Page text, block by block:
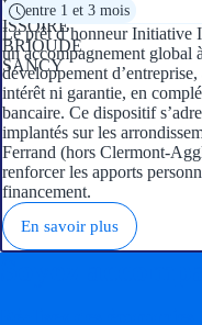
entre 1 et 3 mois
Le prêt d’honneur Initiative
un accompagnement global
développement
intérêt ni garantie, en
bancaire. Ce dispositif
implantés sur les
Ferrand (hors Clermont-
renforcer les apports
financement.
En savoir plus